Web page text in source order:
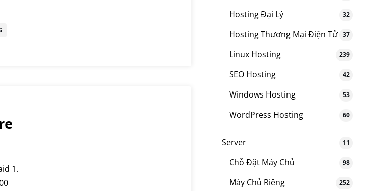
1.
Hosting Đại Lý 32
Hosting Thương Mại Điện Tử 37
Linux Hosting 239
SEO Hosting 42
Windows Hosting 53
WordPress Hosting 60
Server 11
Chỗ Đặt Máy Chủ 98
Máy Chủ Riêng 252